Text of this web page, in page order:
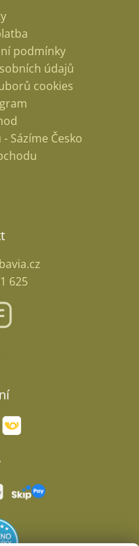
podmínky
údajů
cookies
Sázíme Česko
625